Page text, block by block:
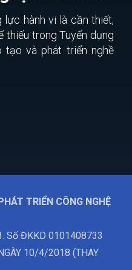
hành vi là cần thiết,
thiếu trong Tuyển dụng
và phát triển nghề
TRIỂN CÔNG NGHỆ
Số ĐKKD 0101408733
10/4/2018 (THAY